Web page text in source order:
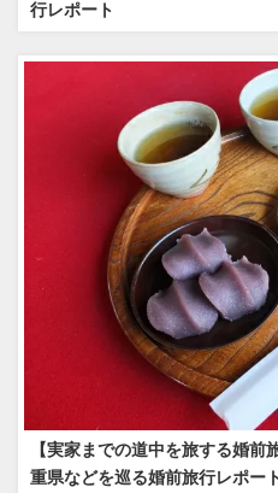
行レポート
【実家までの道中を旅する婚前
重県などを巡る婚前旅行レポー